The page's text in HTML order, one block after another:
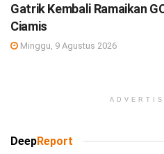
Gatrik Kembali Ramaikan
Ciamis
Minggu, 9 Agustus 2026
DeepReport